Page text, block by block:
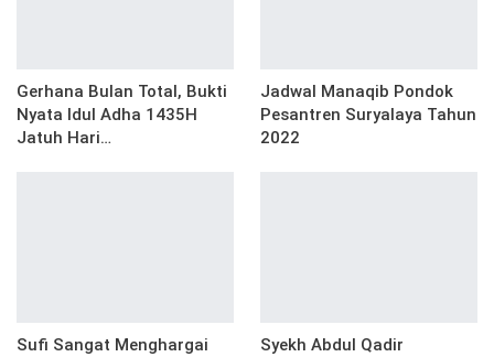
Gerhana Bulan Total, Bukti
Nyata Idul Adha 1435H
Jatuh Hari…
Jadwal Manaqib Pondok
Pesantren Suryalaya Tahun
2022
Sufi Sangat Menghargai
Syekh Abdul Qadir